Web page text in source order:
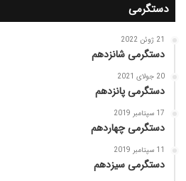
دستگرمی
21 ژوئن 2022
دستگرمی شانزدهم
20 جولای 2021
دستگرمی پانزدهم
17 سپتامبر 2019
دستگرمی چهاردهم
11 سپتامبر 2019
دستگرمی سیزدهم